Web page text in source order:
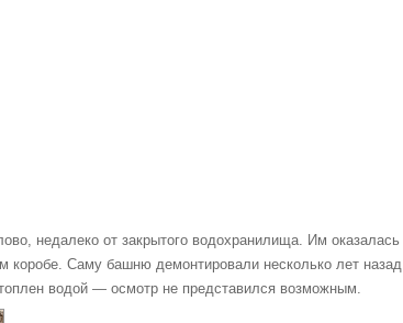
недалеко от закрытого водохранилища. Им оказалась
коробе. Саму башню демонтировали несколько лет назад
водой — осмотр не представился возможным.